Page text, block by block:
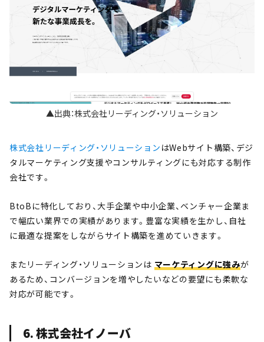
▲出典：株式会社リーディング・ソリューション
株式会社リーディング・ソリューション はWebサイト構築、デジ
タルマーケティング支援やコンサルティングにも対応する制作
会社です。
BtoBに特化しており、大手企業や中小企業、ベンチャー企業ま
で幅広い業界での実績があります。豊富な実績を生かし、自社
に最適な提案をしながらサイト構築を進めていきます。
またリーディング・ソリューションは マーケティングに強みが
あるため、コンバージョンを増やしたいなどの要望にも柔軟な
対応が可能です。
6. 株式会社イノーバ